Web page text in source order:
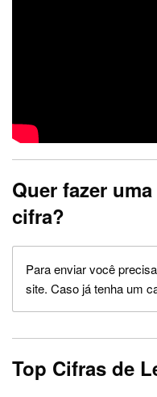
Quer fazer
cifra?
Para enviar você
site. Caso já tenha um
Top Cifras de